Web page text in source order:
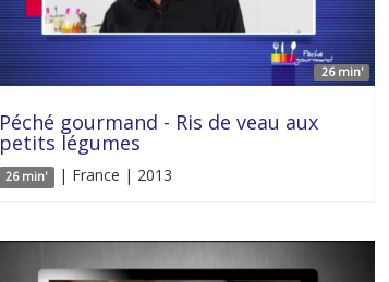
26 min'
Péché gourmand - Ris de veau aux
petits légumes
26 min' | France | 2013